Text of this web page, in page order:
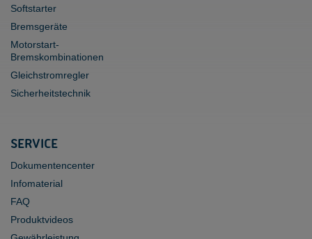
Softstarter
Bremsgeräte
Motorstart-
Bremskombinationen
Gleichstromregler
Sicherheitstechnik
SERVICE
Dokumentencenter
Infomaterial
FAQ
Produktvideos